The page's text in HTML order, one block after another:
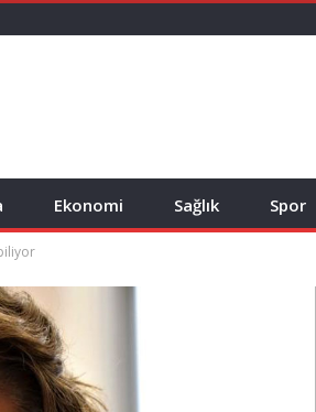
Ekonomi Sağlık Spor